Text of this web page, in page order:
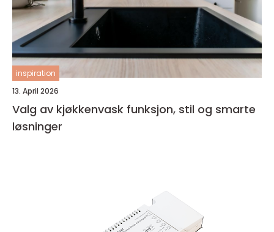
inspiration
13. April 2026
Valg av kjøkkenvask funksjon, stil og smarte
løsninger